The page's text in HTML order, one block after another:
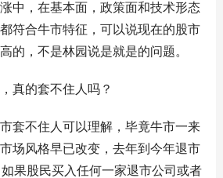
中，在基本面，政策面和技术形态
符合牛市特征，可以说现在的股市
的，不是林园说是就是的问题。
真的套不住人吗？
套不住人可以理解，毕竟牛市一来
场风格早已改变，去年到今年退市
如果股民买入任何一家退市公司或者